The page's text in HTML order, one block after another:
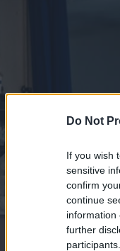
Do Not
If you wish
sensitive
confirm
continue
information
further